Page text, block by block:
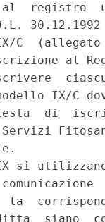
registro
30.12.1992
C
al
IX/C
di
IX si
la
siano